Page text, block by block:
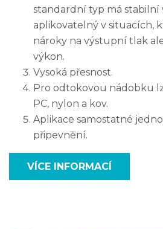
standardní typ má stabilní
aplikovatelný v situacích,
nároky na výstupní tlak
výkon.
Vysoká přesnost.
Pro odtokovou nádobku
PC, nylon a kov.
Aplikace samostatné
připevnění.
VÍCE INFORMACÍ